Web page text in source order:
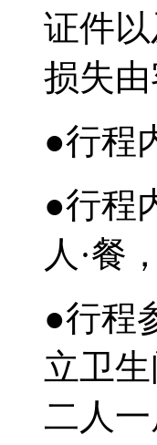
证件
损失
●行程
●行程
人·餐
●行程
立卫
二人